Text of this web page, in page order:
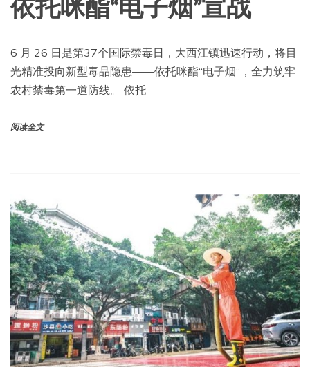
依托咪酯“电子烟”宣战
6 月 26 日是第37个国际禁毒日，大西江镇迅速行动，将目
光精准投向新型毒品隐患——依托咪酯“电子烟”，全力筑牢
农村禁毒第一道防线。 依托
阅读全文